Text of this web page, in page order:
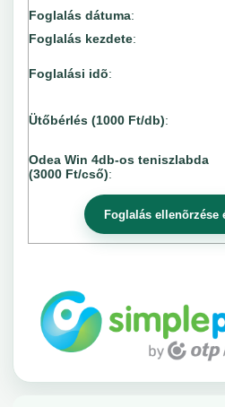
Foglalás dátuma:
Foglalás kezdete:
Foglalási idõ:
Ütőbérlés (1000 Ft/db):
Odea Win 4db-os teniszlabda
(3000 Ft/cső):